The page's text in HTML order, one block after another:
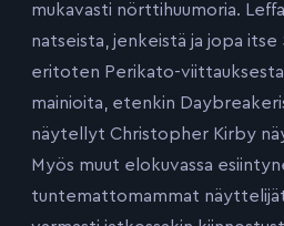
mukavasti nörttihuumoria.
natseista, jenkeistä ja jopa itse
eritoten Perikato-
mainioita, etenkin
näytellyt Christopher Kirby
Myös muut elokuvassa
tuntemattomammat